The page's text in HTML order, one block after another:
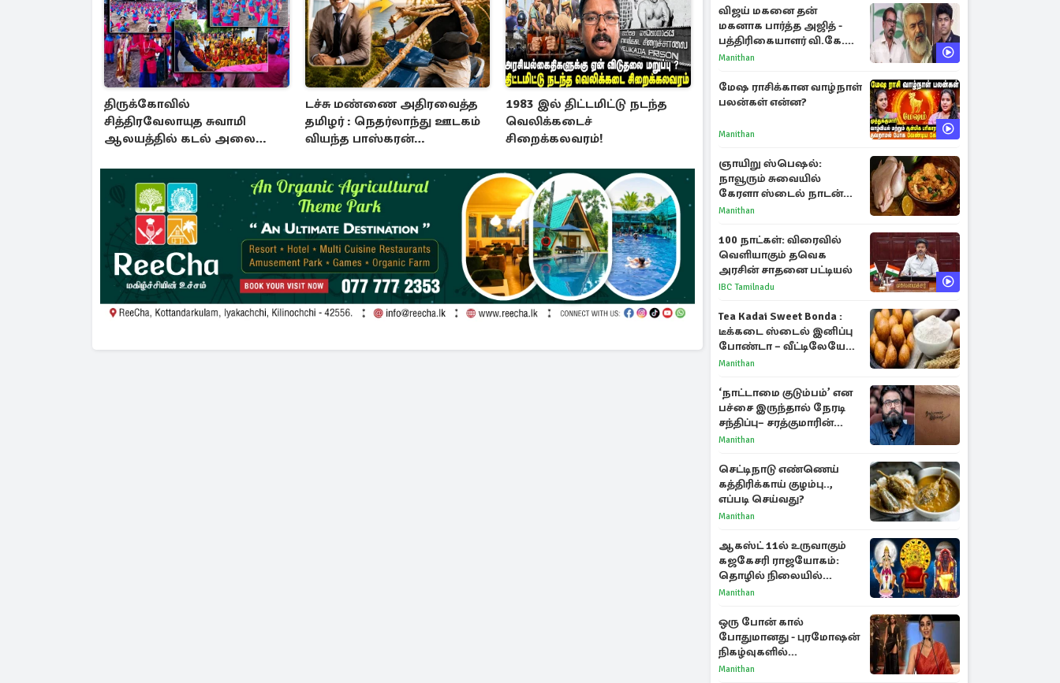
திருக்கோவில்
சித்திரவேலாயுத சுவாமி
ஆலயத்தில் கடல் அலையை
மாணவர்களின் கால்
சலங்கை ஓசை
டச்சு மண்ணை அதிரவைத்த
தமிழர் : நெதர்லாந்து ஊடகம்
வியந்த பாஸ்கரன்
ரூபாய் சாம்ராஜ்யம்
1983 இல் திட்டமிட்டு நடந்த
வெலிக்கடைச்
சிறைக்கலவரம்!
விஜய் மகனை தன்
மகனாக பார்த்த அஜித் -
பத்திரிகையாளர் வி.கே.
சுந்தர் ஓபன் டாக்!
Manithan
மேஷ ராசிக்கான வாழ்நாள்
பலன்கள் என்ன?
Manithan
ஞாயிறு ஸ்பெஷல்:
நாவூரும் சுவையில்
கேரளா ஸ்டைல் நாடன்
சிக்கன் குழம்பு ரெசிபி!
Manithan
100 நாட்கள்: விரைவில்
வெளியாகும் தவெக
அரசின் சாதனை பட்டியல்
IBC Tamilnadu
Tea Kadai Sweet Bonda :
டீக்கடை ஸ்டைல் இனிப்பு
போண்டா – வீட்டிலேயே
செய்வது எப்படி?
Manithan
‘நாட்டாமை குடும்பம்’ என
பச்சை இருந்தால் நேரடி
சந்திப்பு– சரத்குமாரின்
புதிய யோசனை
Manithan
செட்டிநாடு எண்ணெய்
கத்திரிக்காய் குழம்பு..,
எப்படி செய்வது?
Manithan
ஆகஸ்ட் 11ல் உருவாகும்
கஜகேசரி ராஜயோகம்:
தொழில் நிலையில்
அதிர்ஷ்டம் பெறும் 3
Manithan
ஒரு போன் கால்
போதுமானது - புரமோஷன்
நிகழ்வுகளில்
பங்கேற்காதது குறித்து
Manithan